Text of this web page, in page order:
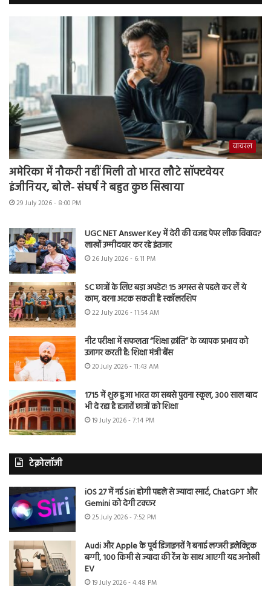
वायरल
अमेरिका में नौकरी नहीं मिली तो भारत लौटे सॉफ्टवेयर
इंजीनियर, बोले- संघर्ष ने बहुत कुछ सिखाया
29 July 2026 - 8:00 PM
UGC NET Answer Key में देरी की वजह पेपर लीक विवाद?
लाखों उम्मीदवार कर रहे इंतजार
26 July 2026 - 6:11 PM
SC छात्रों के लिए बड़ा अपडेट! 15 अगस्त से पहले कर लें ये
काम, वरना अटक सकती है स्कॉलरशिप
22 July 2026 - 11:54 AM
नीट परीक्षा में सफलता “शिक्षा क्रांति” के व्यापक प्रभाव को
उजागर करती है: शिक्षा मंत्री बैंस
20 July 2026 - 11:43 AM
1715 में शुरू हुआ भारत का सबसे पुराना स्कूल, 300 साल बाद
भी दे रहा है हजारों छात्रों को शिक्षा
19 July 2026 - 7:14 PM
टेक्नोलॉजी
iOS 27 में नई Siri होगी पहले से ज्यादा स्मार्ट, ChatGPT और
Gemini को देगी टक्कर
25 July 2026 - 7:52 PM
Audi और Apple के पूर्व डिजाइनरों ने बनाई लग्जरी इलेक्ट्रिक
बग्गी, 100 किमी से ज्यादा की रेंज के साथ आएगी यह अनोखी
EV
19 July 2026 - 4:48 PM